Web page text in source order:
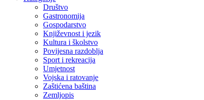
Društvo
Gastronomija
Gospodarstvo
Književnost i jezik
Kultura i školstvo
Povijesna razdoblja
Sport i rekreacija
Umjetnost
Vojska i ratovanje
Zaštićena baština
Zemljopis